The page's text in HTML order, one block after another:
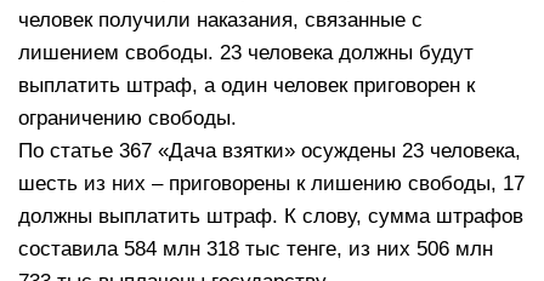
человек получили наказания, связанные с
лишением свободы. 23 человека должны будут
выплатить штраф, а один человек приговорен к
ограничению свободы.
По статье 367 «Дача взятки» осуждены 23 человека,
шесть из них – приговорены к лишению свободы, 17
должны выплатить штраф. К слову, сумма штрафов
составила 584 млн 318 тыс тенге, из них 506 млн